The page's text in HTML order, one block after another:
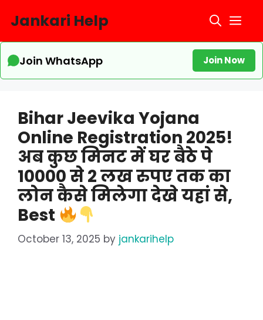
Jankari Help
Join WhatsApp Join Now
Bihar Jeevika Yojana
Online Registration 2025!
अब कुछ मिनट में घर बैठे पे
10000 से 2 लख रुपए तक का
लोन कैसे मिलेगा देखे यहां से,
Best
October 13, 2025 by jankarihelp